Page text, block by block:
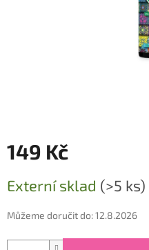
149 Kč
cena:
Externí sklad (>5 ks)
Můžeme doručit do:12.8.2026